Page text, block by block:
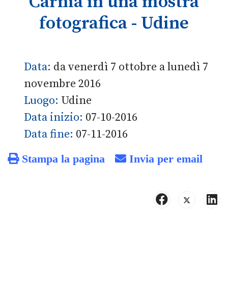
fotografica - Udine
Data: da venerdì 7 ottobre a lunedì 7
novembre 2016
Luogo: Udine
Data inizio: 07-10-2016
Data fine: 07-11-2016
Stampa la pagina Invia per email